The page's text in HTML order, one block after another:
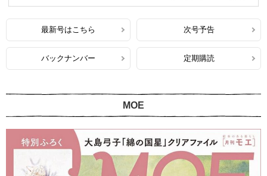
最新号はこちら 次号予告
バックナンバー 定期購読
MOE